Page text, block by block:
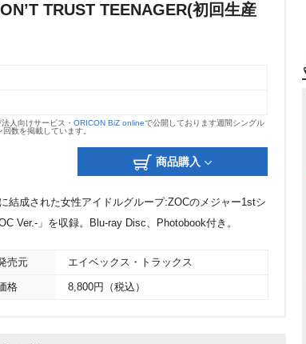
TRUST TEENAGER(初回生産
人向けサービス・ ORICON BiZ onlineで公開しております週間シングル
数を掲載しています。
商品購入
結成された女性アイドルグループ:ZOCのメジャー1stシ
Ver.-」を収録。Blu-ray Disc、Photobook付き。
売元 エイベックス・トラックス
格 8,800円（税込）